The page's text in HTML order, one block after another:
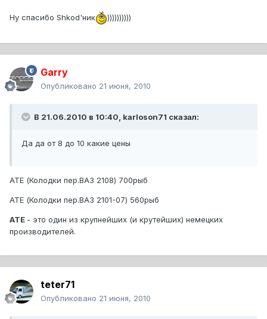
Ну спасибо Shkod'ник ))))))))))
Garry
Опубликовано 21 июня, 2010
В 21.06.2010 в 10:40, karloson71 сказал:
Да да от 8 до 10 какие цены
ATE (Колодки пер.ВАЗ 2108) 700рыб
ATE (Колодки пер.ВАЗ 2101-07) 560рыб
ATE - это один из крупнейших (и крутейших) немецких
производителей.
teter71
Опубликовано 21 июня, 2010